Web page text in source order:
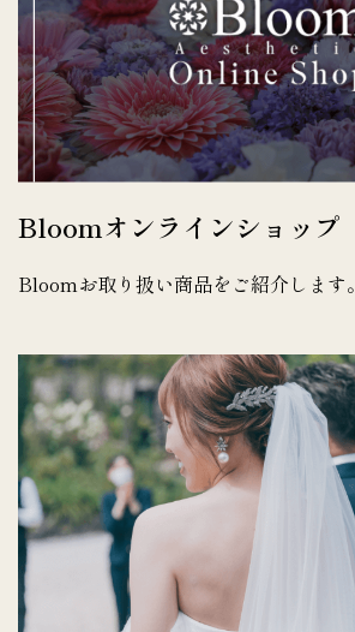
Bloomオンラインショップ
Bloomお取り扱い商品をご紹介します。